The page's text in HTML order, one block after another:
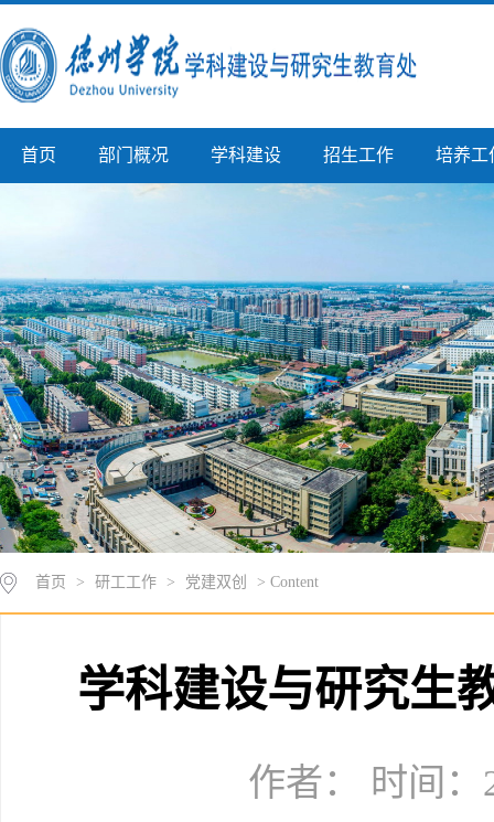
首页 部门概况 学科建设 招生工作 培养工
首页 > 研工工作 > 党建双创 > Content
学科建设与研究生
作者： 时间：